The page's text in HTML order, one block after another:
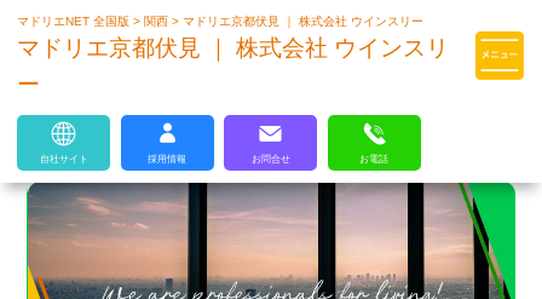
マドリエはLIXILの厳しい基準を
クリアした住まいのプロ集団です
マドリエNET 全国版> 関西>マドリエ京都伏見 ｜ 株式会社 ウインスリー
マドリエ京都伏見 ｜ 株式会社 ウインスリ
ー
自社サイト 採用情報 お問合せ お電話